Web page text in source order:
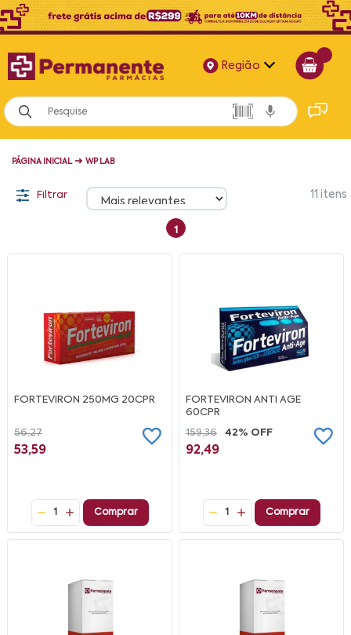
Região
Alagoas
Bahia
PÁGINA INICIAL ➜ WP LAB
Filtrar itens
1
FORTEVIRON 250MG 20CPR
56,27
53,59
1 Comprar
FORTEVIRON ANTI AGE
60CPR
159,36
42% OFF
92,49
1 Comprar